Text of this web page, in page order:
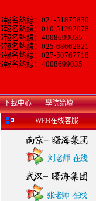
報名熱線：021-51875830
報名熱線：010-51292078
報名熱線：4008699035
報名熱線：025-68662821
報名熱線：027-50767718
報名熱線：4008699035
下載中心 學院論壇
WEB在线客服